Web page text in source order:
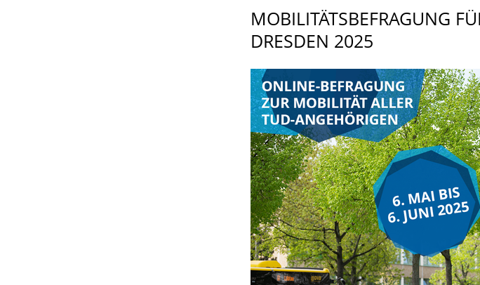
MOBILITÄTSBE­FRAGUNG
DRESDEN 2025